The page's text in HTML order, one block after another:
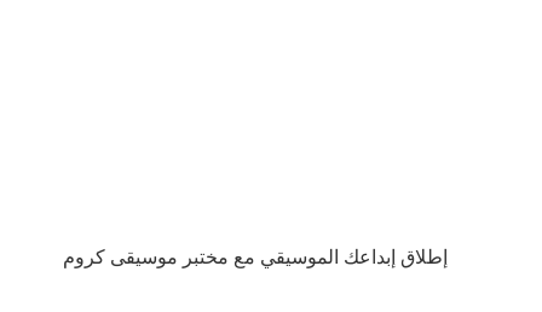
إطلاق إبداعك الموسيقي مع مختبر موسيقى كروم